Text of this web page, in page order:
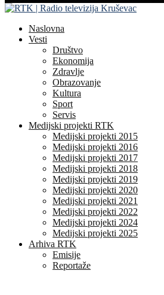
Naslovna
Vesti
Društvo
Ekonomija
Zdravlje
Obrazovanje
Kultura
Sport
Servis
Medijski projekti RTK
Medijski projekti 2015
Medijski projekti 2016
Medijski projekti 2017
Medijski projekti 2018
Medijski projekti 2019
Medijski projekti 2020
Medijski projekti 2021
Medijski projekti 2022
Medijski projekti 2024
Medijski projekti 2025
Arhiva RTK
Emisije
Reportaže